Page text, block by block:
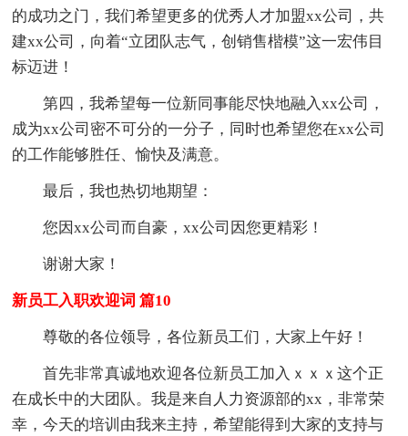
的成功之门，我们希望更多的优秀人才加盟xx公司，共
建xx公司，向着“立团队志气，创销售楷模”这一宏伟目
标迈进！
第四，我希望每一位新同事能尽快地融入xx公司，
成为xx公司密不可分的一分子，同时也希望您在xx公司
的工作能够胜任、愉快及满意。
最后，我也热切地期望：
您因xx公司而自豪，xx公司因您更精彩！
谢谢大家！
新员工入职欢迎词 篇10
尊敬的各位领导，各位新员工们，大家上午好！
首先非常真诚地欢迎各位新员工加入ｘｘｘ这个正
在成长中的大团队。我是来自人力资源部的xx，非常荣
幸，今天的培训由我来主持，希望能得到大家的支持与